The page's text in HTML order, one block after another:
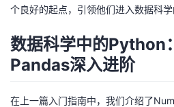
个良好的起点，引领他们进入数据科学
数据科学中的Python
Pandas深入进阶
在上一篇入门指南中，我们介绍了